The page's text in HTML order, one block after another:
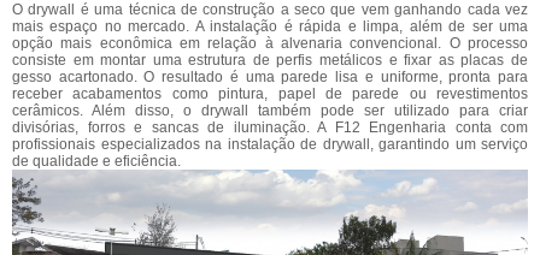
O drywall é uma técnica de construção a seco que vem ganhando cada vez
mais espaço no mercado. A instalação é rápida e limpa, além de ser uma
opção mais econômica em relação à alvenaria convencional. O processo
consiste em montar uma estrutura de perfis metálicos e fixar as placas de
gesso acartonado. O resultado é uma parede lisa e uniforme, pronta para
receber acabamentos como pintura, papel de parede ou revestimentos
cerâmicos. Além disso, o drywall também pode ser utilizado para criar
divisórias, forros e sancas de iluminação. A F12 Engenharia conta com
profissionais especializados na instalação de drywall, garantindo um serviço
de qualidade e eficiência.